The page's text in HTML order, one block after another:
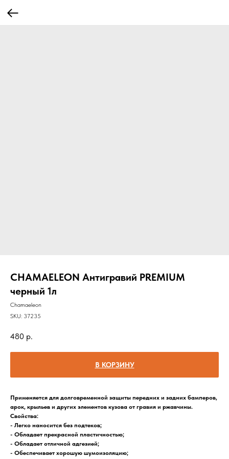
CHAMAELEON Антигравий PREMIUM
черный 1л
Chamaeleon
SKU: 37235
480 р.
В КОРЗИНУ
Применяется для долговременной защиты передних и задних бамперов,
арок, крыльев и других элементов кузова от гравия и ржавчины.
Свойства:
- Легко наносится без подтеков;
- Обладает прекрасной пластичностью;
- Обладает отличной адгезией;
- Обеспечивает хорошую шумоизоляцию;